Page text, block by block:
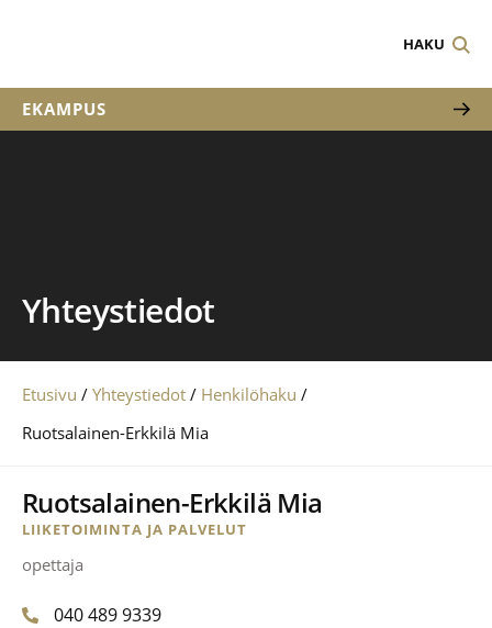
HAKU
EKAMPUS
Yhteystiedot
Etusivu / Yhteystiedot / Henkilöhaku /
Ruotsalainen-Erkkilä Mia
Ruotsalainen-Erkkilä Mia
LIIKETOIMINTA JA PALVELUT
opettaja
040 489 9339